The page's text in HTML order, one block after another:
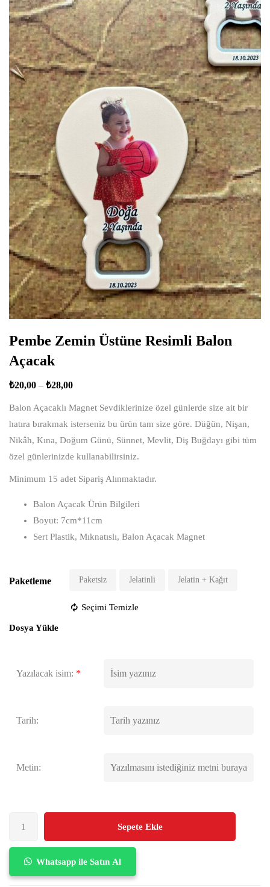
Pembe Zemin Üstüne Resimli Balon
Açacak
₺20,00 – ₺28,00
Balon Açacaklı Magnet Sevdiklerinize özel günlerde size ait bir
hatıra bırakmak isterseniz bu ürün tam size göre. Düğün, Nişan,
Nikâh, Kına, Doğum Günü, Sünnet, Mevlit, Diş Buğdayı gibi tüm
özel günlerinizde kullanabilirsiniz.
Minimum 15 adet Sipariş Alınmaktadır.
Balon Açacak Ürün Bilgileri
Boyut: 7cm*11cm
Sert Plastik, Mıknatıslı, Balon Açacak Magnet
Paketleme Paketsiz Jelatinli Jelatin + Kağıt
Seçimi Temizle
Dosya Yükle
Yazılacak isim: *
Tarih:
Metin:
Sepete Ekle
Whatsapp ile Satın Al